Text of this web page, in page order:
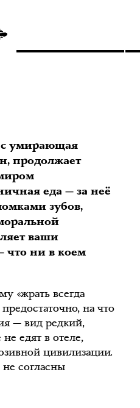
умирающая
продолжает
еда — за неё
зубов,
ваши
что ни в коем
«жрать всегда
на что
— вид редкий,
едят в отеле,
цивилизации.
согласны